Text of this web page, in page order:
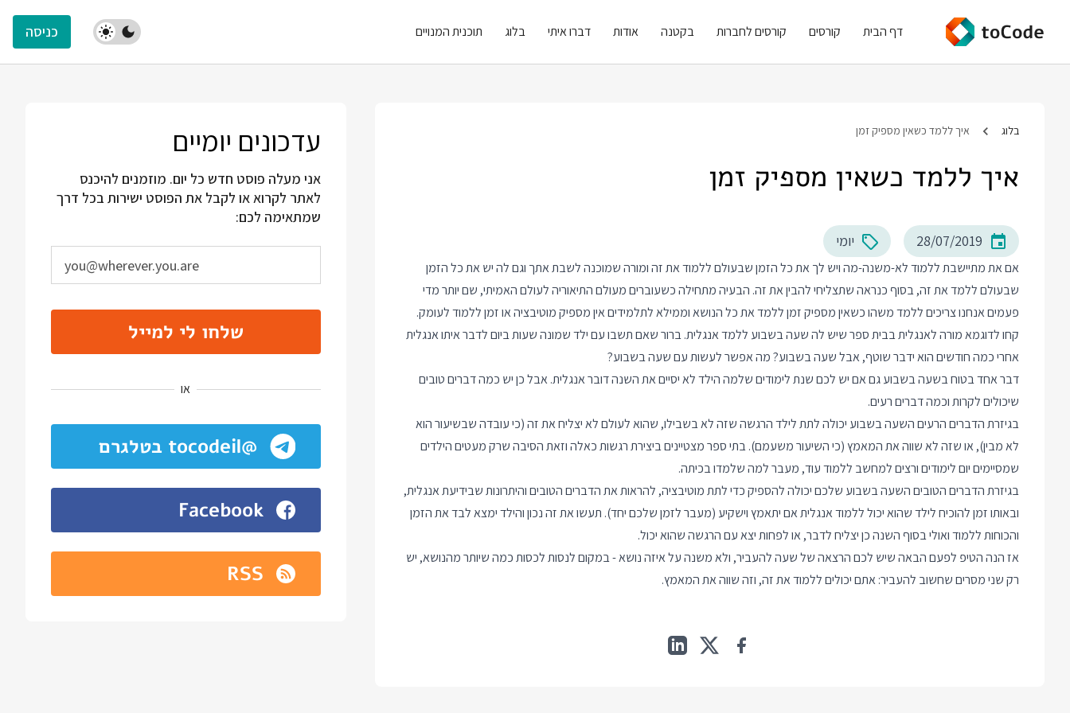
דף הבית קורסים קורסים לחברות בקטנה אודות דברו איתי בלוג תוכנית המנויים כניסה
בלוג איך ללמד כשאין מספיק זמן
איך ללמד כשאין מספיק זמן
28/07/2019 יומי
אם את מתיישבת ללמוד לא-משנה-מה ויש לך את כל הזמן שבעולם ללמוד את זה ומורה שמוכנה לשבת אתך וגם לה יש את כל הזמן
שבעולם ללמד את זה, בסוף כנראה שתצליחי להבין את זה. הבעיה מתחילה כשעוברים מעולם התיאוריה לעולם האמיתי, שם יותר מדי
פעמים אנחנו צריכים ללמד משהו כשאין מספיק זמן ללמד את כל הנושא וממילא לתלמידים אין מספיק מוטיבציה או זמן ללמוד לעומק.
קחו לדוגמא מורה לאנגלית בבית ספר שיש לה שעה בשבוע ללמד אנגלית. ברור שאם תשבו עם ילד שמונה שעות ביום לדבר איתו אנגלית
אחרי כמה חודשים הוא ידבר שוטף, אבל שעה בשבוע? מה אפשר לעשות עם שעה בשבוע?
דבר אחד בטוח בשעה בשבוע גם אם יש לכם שנת לימודים שלמה הילד לא יסיים את השנה דובר אנגלית. אבל כן יש כמה דברים טובים
שיכולים לקרות וכמה דברים רעים.
בגיזרת הדברים הרעים השעה בשבוע יכולה לתת לילד הרגשה שזה לא בשבילו, שהוא לעולם לא יצליח את זה (כי עובדה שבשיעור הוא
לא מבין), או שזה לא שווה את המאמץ (כי השיעור משעמם). בתי ספר מצטיינים ביצירת רגשות כאלה וזאת הסיבה שרק מעטים הילדים
שמסיימים יום לימודים ורצים למחשב ללמוד עוד, מעבר למה שלמדו בכיתה.
בגיזרת הדברים הטובים השעה בשבוע שלכם יכולה להספיק כדי לתת מוטיבציה, להראות את הדברים הטובים והיתרונות שבידיעת אנגלית,
ובאותו זמן להוכיח לילד שהוא יכול ללמוד אנגלית אם יתאמץ וישקיע (מעבר לזמן שלכם יחד). תעשו את זה נכון והילד ימצא לבד את הזמן
והכוחות ללמוד ואולי בסוף השנה כן יצליח לדבר, או לפחות יצא עם הרגשה שהוא יכול.
אז הנה הטיפ לפעם הבאה שיש לכם הרצאה של שעה להעביר, ולא משנה על איזה נושא - במקום לנסות לכסות כמה שיותר מהנושא, יש
רק שני מסרים שחשוב להעביר: אתם יכולים ללמוד את זה, וזה שווה את המאמץ.
עדכונים יומיים
אני מעלה פוסט חדש כל יום. מוזמנים להיכנס
לאתר לקרוא או לקבל את הפוסט ישירות בכל דרך
שמתאימה לכם:
שלחו לי למייל
או
@tocodeil בטלגרם
Facebook
RSS